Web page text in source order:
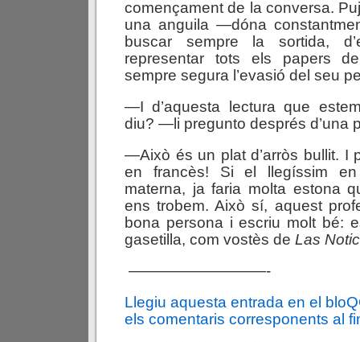
començament de la conversa.
una anguila —dóna
buscar sempre la sortida,
representar tots els papers
sempre segura l’evasió del seu
—I d’aquesta lectura que
diu? —li pregunto després d’una
—Això és un plat d’arròs bullit. I
en francès! Si el llegíssim
materna, ja faria molta estona
ens trobem. Això sí, aquest
bona persona i escriu molt bé:
gasetilla, com vostès de Las
—————————-
Llegiu aquesta entrada en el
els comentaris corresponents al